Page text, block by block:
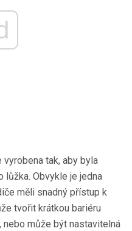
vyrobena tak, aby byla
lůžka. Obvykle je jedna
měli snadný přístup k
tvořit krátkou bariéru
může být nastavitelná